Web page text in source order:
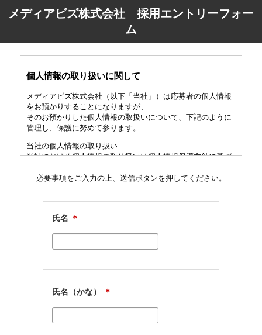
メディアビズ株式会社 採用エントリーフォー
ム
個人情報の取り扱いに関して
メディアビズ株式会社（以下「当社」）は応募者の個人情報
をお預かりすることになりますが、
そのお預かりした個人情報の取扱いについて、下記のように
管理し、保護に努めて参ります。
当社の個人情報の取り扱い
当社における個人情報の取り扱いは個人情報保護方針に基づ
個人情報の定義
ます。また、その情報のみでは
識別することができるものも個人情報に含まれます。
１．個人情報保護管理者
２．個人情報の利用目的
必要事項をご入力の上、送信ボタンを押してください。
氏名 ＊
氏名（かな） ＊